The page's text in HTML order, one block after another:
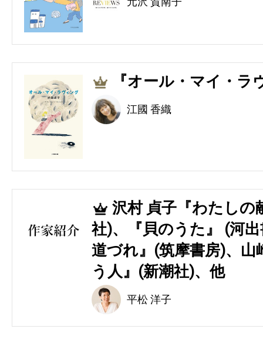
3 『オール・マイ・ラ
江國 香織
4
沢村 貞子『わたしの
社)、『貝のうた』 (河
道づれ』(筑摩書房)、山
う人』(新潮社)、他
平松 洋子